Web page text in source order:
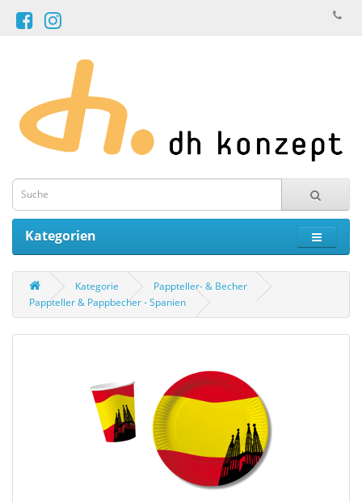
Kategorien
Kategorie
Pappteller- & Becher
Pappteller & Pappbecher - Spanien